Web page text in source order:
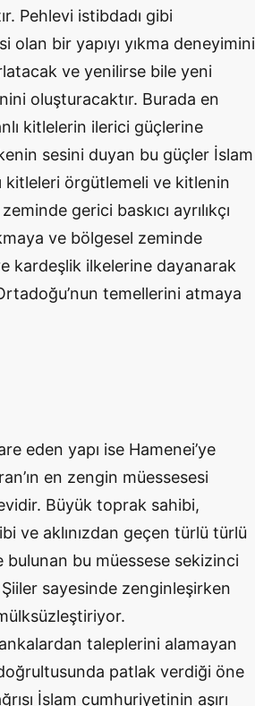
Pehlevi istibdadı gibi
olan bir yapıyı yıkma deneyimini
ve yenilirse bile yeni
oluşturacaktır. Burada en
kitlelerin ilerici güçlerine
sesini duyan bu güçler İslam
kitleleri örgütlemeli ve kitlenin
gerici baskıcı ayrılıkçı
ve bölgesel zeminde
kardeşlik ilkelerine dayanarak
temellerini atmaya
eden yapı ise Hamenei’ye
en zengin müessesesi
Büyük toprak sahibi,
ve aklınızdan geçen türlü türlü
bu müessese sekizinci
sayesinde zenginleşirken
taleplerini alamayan
patlak verdiği öne
İslam cumhuriyetinin aşırı